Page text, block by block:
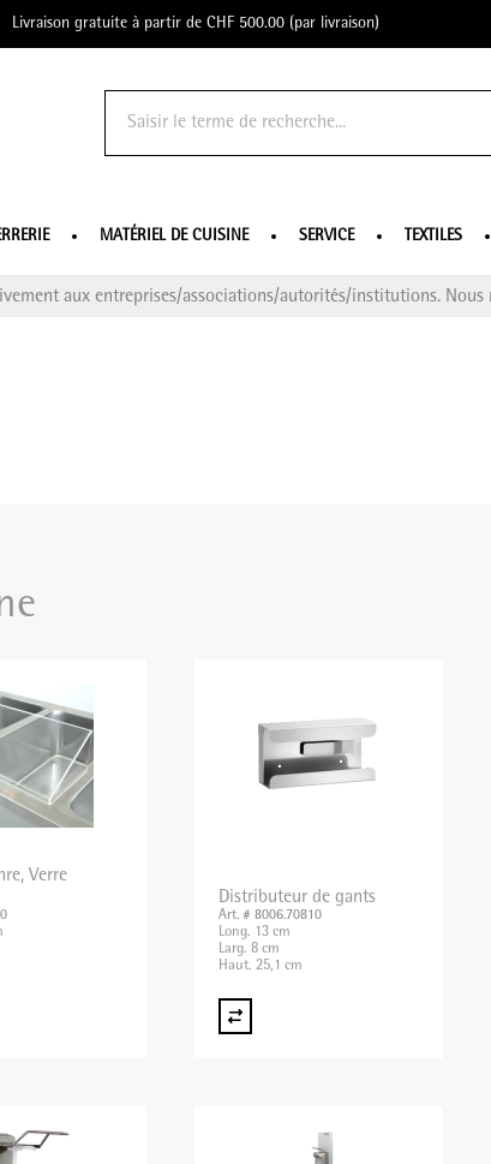
Livraison gratuite à partir de CHF 500.00 (par livraison)
MATÉRIEL DE CUISINE SERVICE TEXTILES
aux entreprises/associations/autorités/institutions.
Verre
Distributeur de gants
Art. # 8006.70810
Long. 13 cm
Larg. 8 cm
Haut. 25,1 cm